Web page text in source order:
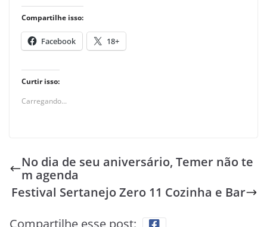
Compartilhe isso:
Facebook 18+
Curtir isso:
Carregando...
No dia de seu aniversário, Temer não te
m agenda
Festival Sertanejo Zero 11 Cozinha e Bar